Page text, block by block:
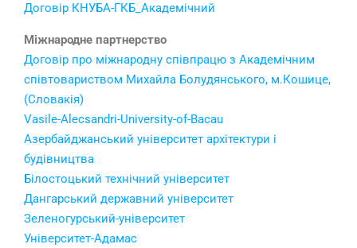
Договір КНУБА-ГКБ_Академічний
Міжнародне партнерство
Договір про міжнародну співпрацю з Академічним
співтовариством Михайла Болудянського, м.Кошице,
(Словакія)
Vasile-Alecsandri-University-of-Bacau
Азербайджанський університет архітектури і
будівництва
Білостоцький технічний університет
Дангарський державний університет
Зеленогурський-університет
Університет-Адамас